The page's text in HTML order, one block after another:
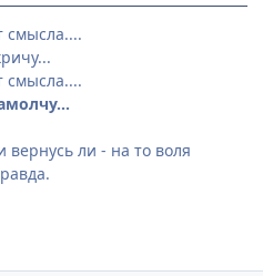
смысла....
смысла....
вернусь ли - на то воля